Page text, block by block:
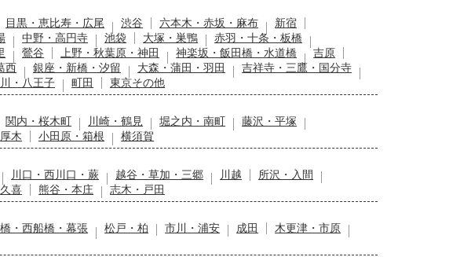
目黒・恵比寿・広尾 渋谷 六本木・赤坂・麻布
新宿
中野・高円寺 池袋 大塚・巣鴨
赤羽・十条・板橋
鶯谷 上野・秋葉原・神田 神楽坂・飯田橋・水道橋
吉原
西
銀座・新橋・汐留 大森・蒲田・羽田
吉祥寺・三鷹・国分寺
・八王子 町田
東京その他
関内・桜木町 川崎・鶴見 堀之内・南町
藤沢・平塚
厚木 小田原・箱根
横須賀
川口・西川口・蕨 越谷・草加・三郷 川越
所沢・入間
久喜 熊谷・本庄
志木・戸田
・西船橋・幕張 松戸・柏 市川・浦安 成田
木更津・市原